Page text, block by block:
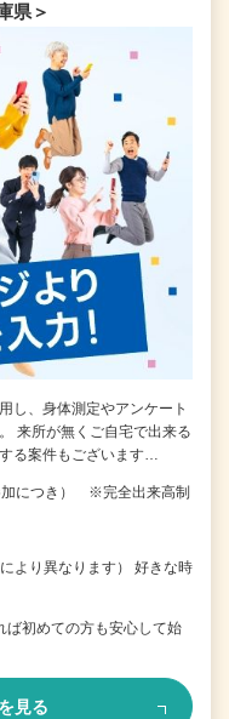
県＞
し、身体測定やアンケート
来所が無くご自宅で出来る
る案件もございます…
加につき） ※完全出来高制
より異なります） 好きな時
初めての方も安心して始
見る